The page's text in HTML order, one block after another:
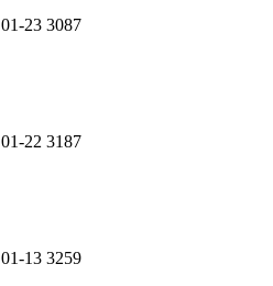
01-23 3087
01-22 3187
01-13 3259